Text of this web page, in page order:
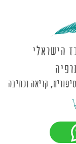
הישראלי
קריאה וכתיבה